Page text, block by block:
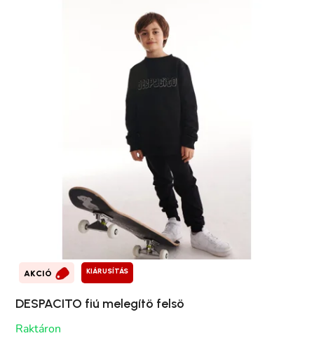
AKCIÓ KIÁRUSÍTÁS
DESPACITO fiú melegítö felsö
Raktáron